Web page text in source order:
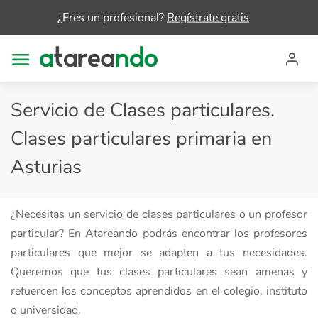
¿Eres un profesional?Regístrate gratis
Servicio de Clases particulares.
Clases particulares primaria en
Asturias
¿Necesitas un servicio de clases particulares o un profesor
particular? En Atareando podrás encontrar los profesores
particulares que mejor se adapten a tus necesidades.
Queremos que tus clases particulares sean amenas y
refuercen los conceptos aprendidos en el colegio, instituto
o universidad.